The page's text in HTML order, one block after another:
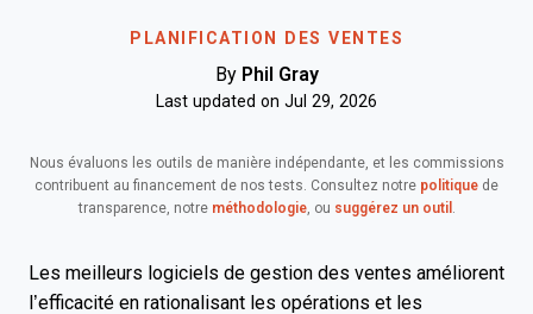
PLANIFICATION DES VENTES
By Phil Gray
Last updated on Jul 29, 2026
Nous évaluons les outils de manière indépendante, et les commissions
contribuent au financement de nos tests. Consultez notre politique de
transparence, notre méthodologie, ou suggérez un outil .
Les meilleurs logiciels de gestion des ventes améliorent
l’efficacité en rationalisant les opérations et les